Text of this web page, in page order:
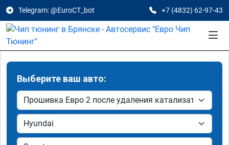
Telegram: @EuroCT_bot +7 (4832) 62-97-43
Выберите ваш авто: